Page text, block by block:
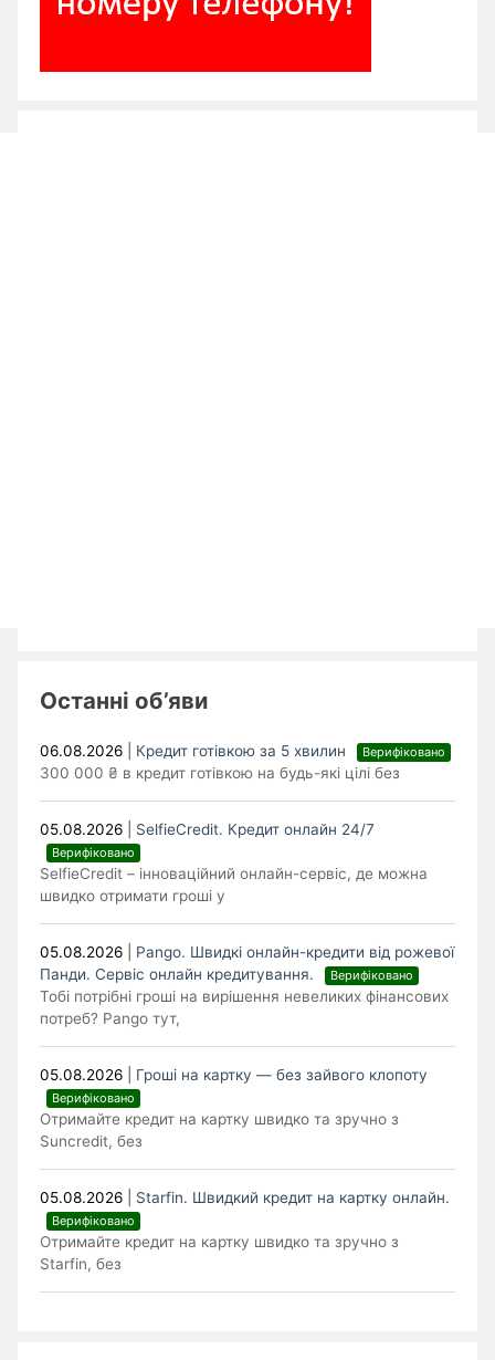
Останні об’яви
06.08.2026 Кредит готівкою за 5 хвилин Верифіковано
300 000 ₴ в кредит готівкою на будь-які цілі без
05.08.2026 SelfieCredit. Кредит онлайн 24/7
Верифіковано
SelfieCredit – інноваційний онлайн-сервіс, де можна
швидко отримати гроші у
05.08.2026
Pango. Швидкі онлайн-кредити від рожевої
Панди. Cервіс онлайн кредитування.
Верифіковано
Тобі потрібні гроші на вирішення невеликих фінансових
потреб? Pango тут,
05.08.2026 Гроші на картку — без зайвого клопоту
Верифіковано
Отримайте кредит на картку швидко та зручно з
Suncredit, без
05.08.2026 Starfin. Швидкий кредит на картку онлайн.
Верифіковано
Отримайте кредит на картку швидко та зручно з
Starfin, без